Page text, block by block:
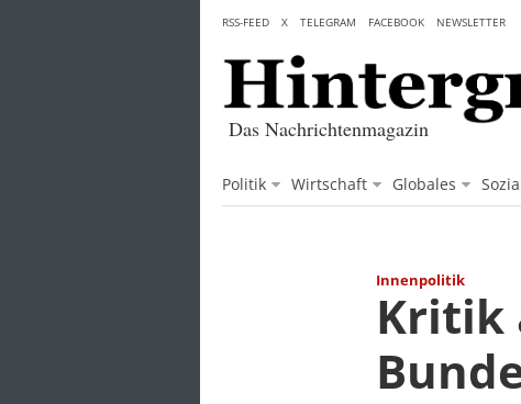
content
Das Nachrichtenmagazin
Politik Wirtschaft Globales
RSS-FEED X TELEGRAM FACEBOOK NEWSLETTER
Innenpolitik
Kritik